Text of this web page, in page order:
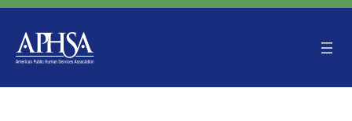
Aller
contenu